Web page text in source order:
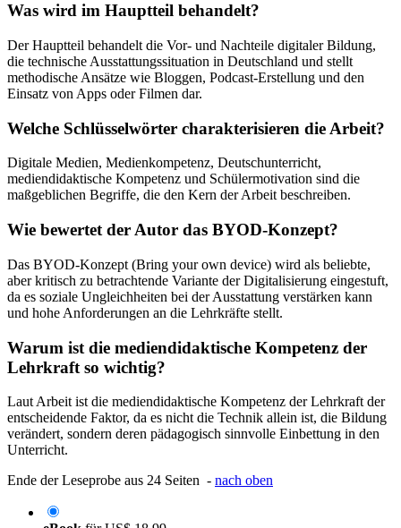
Was wird im Hauptteil behandelt?
Der Hauptteil behandelt die Vor- und Nachteile digitaler Bildung,
die technische Ausstattungssituation in Deutschland und stellt
methodische Ansätze wie Bloggen, Podcast-Erstellung und den
Einsatz von Apps oder Filmen dar.
Welche Schlüsselwörter charakterisieren die Arbeit?
Digitale Medien, Medienkompetenz, Deutschunterricht,
mediendidaktische Kompetenz und Schülermotivation sind die
maßgeblichen Begriffe, die den Kern der Arbeit beschreiben.
Wie bewertet der Autor das BYOD-Konzept?
Das BYOD-Konzept (Bring your own device) wird als beliebte,
aber kritisch zu betrachtende Variante der Digitalisierung eingestuft,
da es soziale Ungleichheiten bei der Ausstattung verstärken kann
und hohe Anforderungen an die Lehrkräfte stellt.
Warum ist die mediendidaktische Kompetenz der
Lehrkraft so wichtig?
Laut Arbeit ist die mediendidaktische Kompetenz der Lehrkraft der
entscheidende Faktor, da es nicht die Technik allein ist, die Bildung
verändert, sondern deren pädagogisch sinnvolle Einbettung in den
Unterricht.
Ende der Leseprobe aus 24 Seiten - nach oben